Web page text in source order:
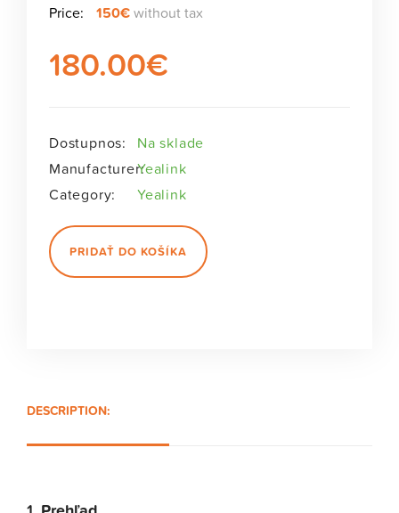
Price: 150€without tax
180.00€
Dostupnos:
Na sklade
Manufacturer:Yealink
Category:
Yealink
PRIDAŤ DO KOŠÍKA
DESCRIPTION: